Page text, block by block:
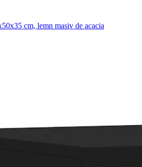
cm, lemn masiv de acacia